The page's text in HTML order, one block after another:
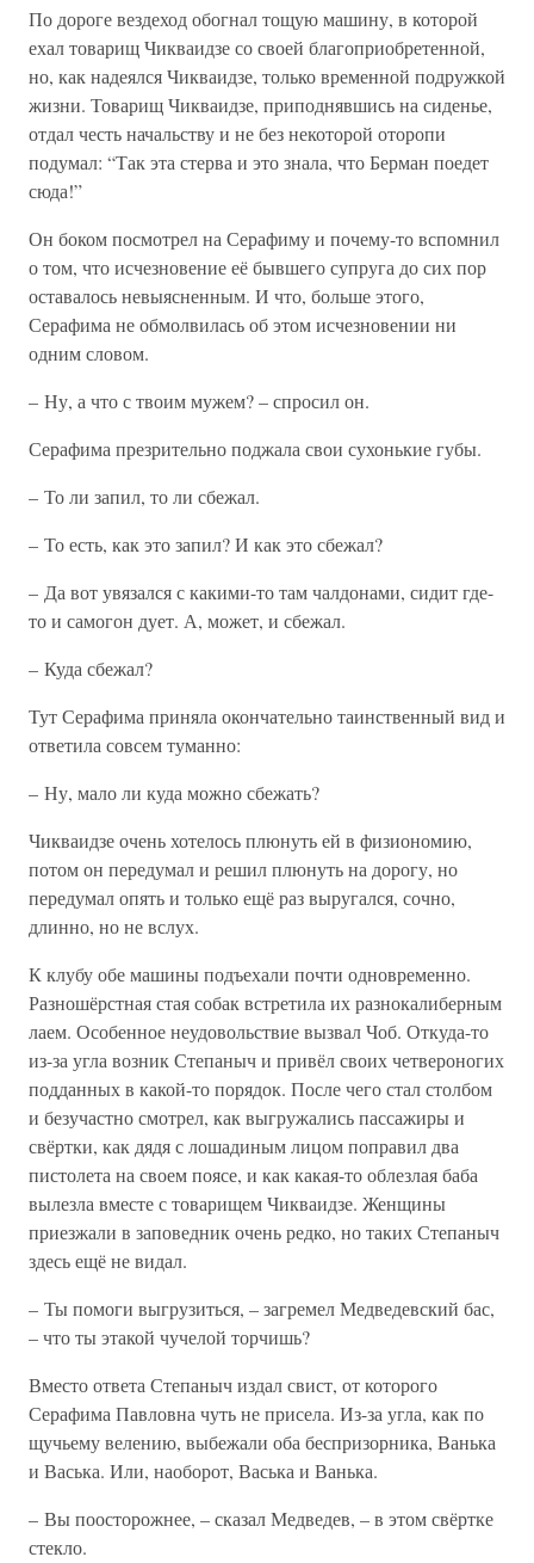
По дороге вездеход обогнал тощую машину, в которой
ехал товарищ Чикваидзе со своей благоприобретенной,
но, как надеялся Чикваидзе, только временной подружкой
жизни. Товарищ Чикваидзе, приподнявшись на сиденье,
отдал честь начальству и не без некоторой оторопи
подумал: “Так эта стерва и это знала, что Берман поедет
сюда!”
Он боком посмотрел на Серафиму и почему-то вспомнил
о том, что исчезновение её бывшего супруга до сих пор
оставалось невыясненным. И что, больше этого,
Серафима не обмолвилась об этом исчезновении ни
одним словом.
– Ну, а что с твоим мужем? – спросил он.
Серафима презрительно поджала свои сухонькие губы.
– То ли запил, то ли сбежал.
– То есть, как это запил? И как это сбежал?
– Да вот увязался с какими-то там чалдонами, сидит где-
то и самогон дует. А, может, и сбежал.
– Куда сбежал?
Тут Серафима приняла окончательно таинственный вид и
ответила совсем туманно:
– Ну, мало ли куда можно сбежать?
Чикваидзе очень хотелось плюнуть ей в физиономию,
потом он передумал и решил плюнуть на дорогу, но
передумал опять и только ещё раз выругался, сочно,
длинно, но не вслух.
К клубу обе машины подъехали почти одновременно.
Разношёрстная стая собак встретила их разнокалиберным
лаем. Особенное неудовольствие вызвал Чоб. Откуда-то
из-за угла возник Степаныч и привёл своих четвероногих
подданных в какой-то порядок. После чего стал столбом
и безучастно смотрел, как выгружались пассажиры и
свёртки, как дядя с лошадиным лицом поправил два
пистолета на своем поясе, и как какая-то облезлая баба
вылезла вместе с товарищем Чикваидзе. Женщины
приезжали в заповедник очень редко, но таких Степаныч
здесь ещё не видал.
– Ты помоги выгрузиться, – загремел Медведевский бас,
– что ты этакой чучелой торчишь?
Вместо ответа Степаныч издал свист, от которого
Серафима Павловна чуть не присела. Из-за угла, как по
щучьему велению, выбежали оба беспризорника, Ванька
и Васька. Или, наоборот, Васька и Ванька.
– Вы поосторожнее, – сказал Медведев, – в этом свёртке
стекло.